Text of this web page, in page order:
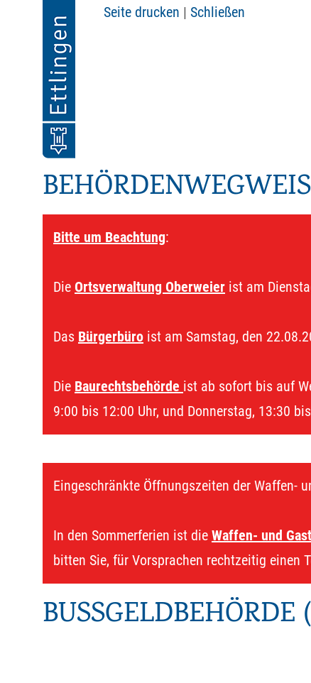
Seite drucken | Schließen
Bitte um Beachtung:
Die Ortsverwaltung Oberweier ist am
Das Bürgerbüro ist am Samstag, den
Die Baurechtsbehörde ist ab sofort bis auf
9:00 bis 12:00 Uhr, und Donnerstag, 13:30
Eingeschränkte Öffnungszeiten der Waffen-
In den Sommerferien ist die Waffen- und
bitten Sie, für Vorsprachen rechtzeitig einen